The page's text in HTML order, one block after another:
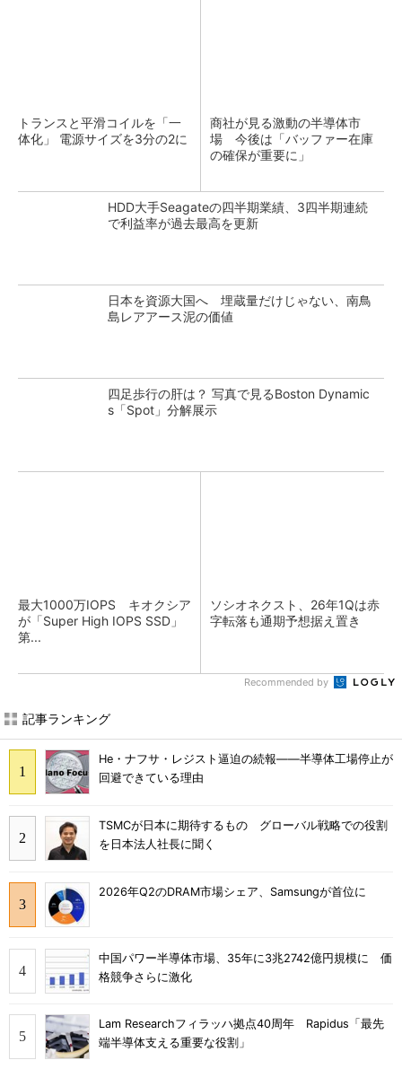
トランスと平滑コイルを「一
体化」 電源サイズを3分の2に
商社が見る激動の半導体市
場 今後は「バッファー在庫
の確保が重要に」
HDD大手Seagateの四半期業績、3四半期連続
で利益率が過去最高を更新
日本を資源大国へ 埋蔵量だけじゃない、南鳥
島レアアース泥の価値
四足歩行の肝は？ 写真で見るBoston Dynamic
s「Spot」分解展示
最大1000万IOPS キオクシア
が「Super High IOPS SSD」
第...
ソシオネクスト、26年1Qは赤
字転落も通期予想据え置き
Recommended by
記事ランキング
He・ナフサ・レジスト逼迫の続報――半導体工場停止が
回避できている理由
TSMCが日本に期待するもの グローバル戦略での役割
を日本法人社長に聞く
2026年Q2のDRAM市場シェア、Samsungが首位に
中国パワー半導体市場、35年に3兆2742億円規模に 価
格競争さらに激化
Lam Researchフィラッハ拠点40周年 Rapidus「最先
端半導体支える重要な役割」